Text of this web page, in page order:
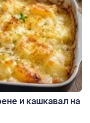
и кашкавал на